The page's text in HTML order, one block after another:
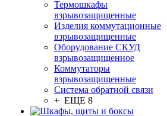
Термошкафы
взрывозащищенные
Изделия коммутационные
взрывозащищенные
Оборудование СКУД
взрывозащищенное
Коммутаторы
взрывозащищенные
Система обратной связи
+ ЕЩЕ 8